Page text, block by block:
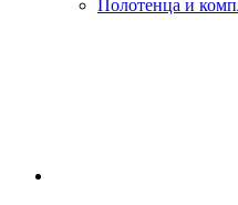
Полотенца и